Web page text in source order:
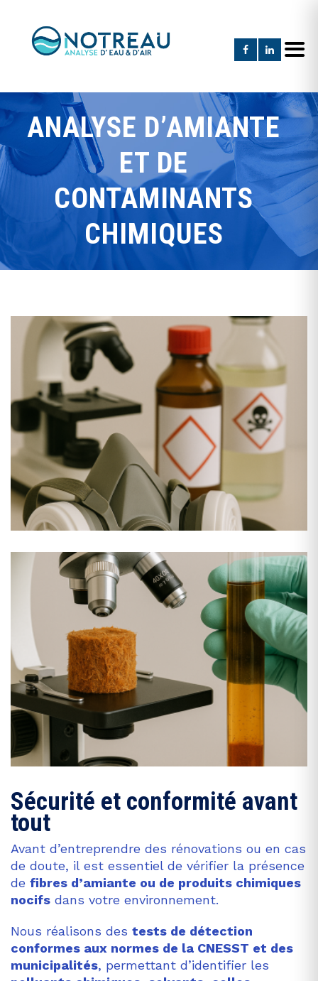
ANALYSE D’AMIANTE
ET DE
CONTAMINANTS
CHIMIQUES
Sécurité et conformité avant
tout
Avant d’entreprendre des rénovations ou en cas
de doute, il est essentiel de vérifier la présence
de fibres d’amiante ou de produits chimiques
nocifs dans votre environnement.
Nous réalisons des tests de détection
conformes aux normes de la CNESST et des
municipalités, permettant d’identifier les